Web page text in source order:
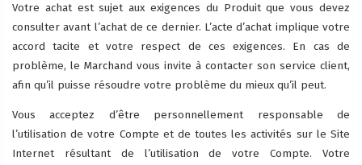
Votre achat est sujet aux exigences du Produit que vous devez
consulter avant l’achat de ce dernier. L’acte d’achat implique votre
accord tacite et votre respect de ces exigences. En cas de
problème, le Marchand vous invite à contacter son service client,
afin qu’il puisse résoudre votre problème du mieux qu’il peut.
Vous acceptez d’être personnellement responsable de
l’utilisation de votre Compte et de toutes les activités sur le Site
Internet résultant de l’utilisation de votre Compte. Votre